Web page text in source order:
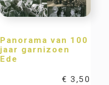
Panorama van 100
jaar garnizoen
Ede
€ 3,50